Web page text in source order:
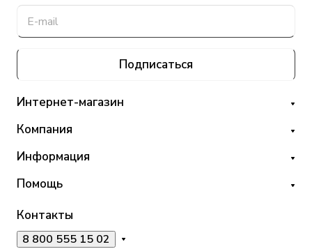
Подписаться
Интернет-магазин
Компания
Информация
Помощь
Контакты
8 800 555 15 02